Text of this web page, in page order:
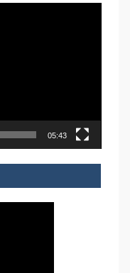
05:43